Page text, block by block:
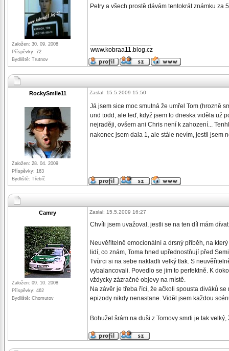
Založen: 30. 09. 2008
Příspěvky: 72
Bydliště: Trutnov
Petry a všech prostě dávám tentokrát známku za
www.kobraa11.blog.cz
RockySmile11
Založen: 28. 04. 2009
Příspěvky: 163
Bydliště: Třebíč
Zaslal: 15.5.2009 15:50
Já jsem sice moc smutná že umřel Tom (hrozně
und todd, ale teď, když jsem to dneska viděla už
nejraději, ovšem ani Chris není k zahození...
nakonec jsem dala 1, ale stále nevím, jestli jsem
Camry
Založen: 09. 10. 2008
Příspěvky: 462
Bydliště: Chomutov
Zaslal: 15.5.2009 16:27
Chvíli jsem uvažoval, jestli se na ten díl mám
Neuvěřitelně emocionální a drsný příběh, na
lidí, co znám, Toma hned upřednostňují před
Tvůrci si na sebe nakladli velký tlak. S
vybalancovali. Povedlo se jim to perfektně. K
vždycky zázračné objevy na místě.
Na závěr je třeba říci, že ačkoli spousta diváků
epizody nikdy nenastane. Viděl jsem každou
Bohužel šrám na duši z Tomovy smrti je tak